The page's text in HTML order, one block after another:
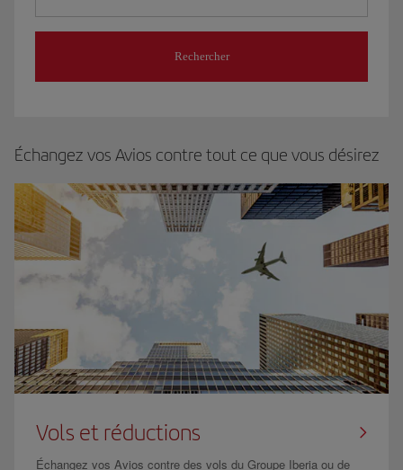
Rechercher
Échangez vos Avios contre tout ce que vous désirez
Vols et réductions
Échangez vos Avios contre des vols du Groupe Iberia ou de